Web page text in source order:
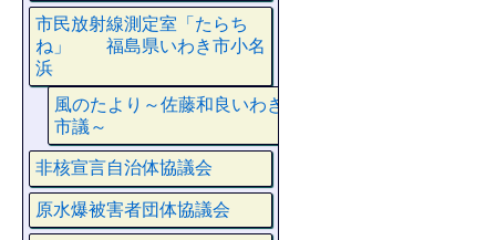
市民放射線測定室「たらち
ね」 福島県いわき市小名
浜
風のたより～佐藤和良いわき
市議～
非核宣言自治体協議会
原水爆被害者団体協議会